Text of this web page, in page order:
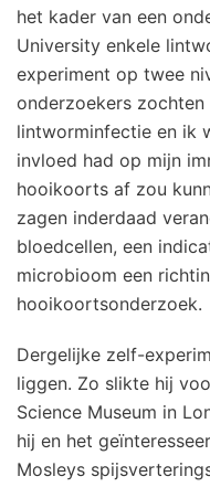
het kader van een
University enkele
experiment op twee
onderzoekers
lintworminfectie en ik
invloed had op mijn
hooikoorts af zou
zagen inderdaad
bloedcellen, een
microbioom een
hooikoortsonderzoek.
Dergelijke zelf-
liggen. Zo slikte hij
Science Museum in
hij en het
Mosleys